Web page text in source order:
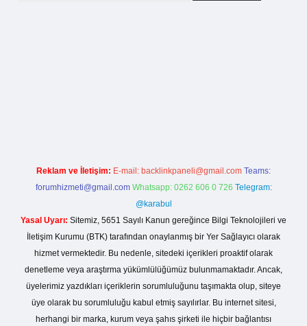
Reklam ve İletişim: E-mail: backlinkpaneli@gmail.com Teams:
forumhizmeti@gmail.com Whatsapp: 0262 606 0 726 Telegram:
@karabul
Yasal Uyarı: Sitemiz, 5651 Sayılı Kanun gereğince Bilgi Teknolojileri ve
İletişim Kurumu (BTK) tarafından onaylanmış bir Yer Sağlayıcı olarak
hizmet vermektedir. Bu nedenle, sitedeki içerikleri proaktif olarak
denetleme veya araştırma yükümlülüğümüz bulunmamaktadır. Ancak,
üyelerimiz yazdıkları içeriklerin sorumluluğunu taşımakta olup, siteye
üye olarak bu sorumluluğu kabul etmiş sayılırlar. Bu internet sitesi,
herhangi bir marka, kurum veya şahıs şirketi ile hiçbir bağlantısı